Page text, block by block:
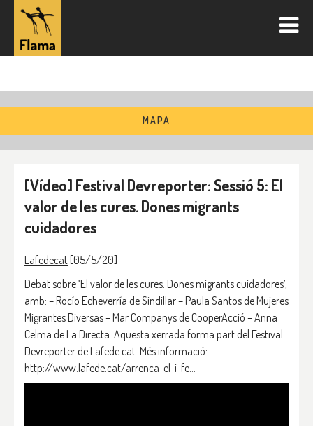
MAPA
[Vídeo] Festival Devreporter: Sessió 5: El
valor de les cures. Dones migrants
cuidadores
Lafedecat [05/5/20]
Debat sobre ‘El valor de les cures. Dones migrants cuidadores’,
amb: – Rocío Echeverría de Sindillar – Paula Santos de Mujeres
Migrantes Diversas – Mar Companys de CooperAcció – Anna
Celma de La Directa. Aquesta xerrada forma part del Festival
Devreporter de Lafede.cat. Més informació:
http://www.lafede.cat/arrenca-el-i-fe…